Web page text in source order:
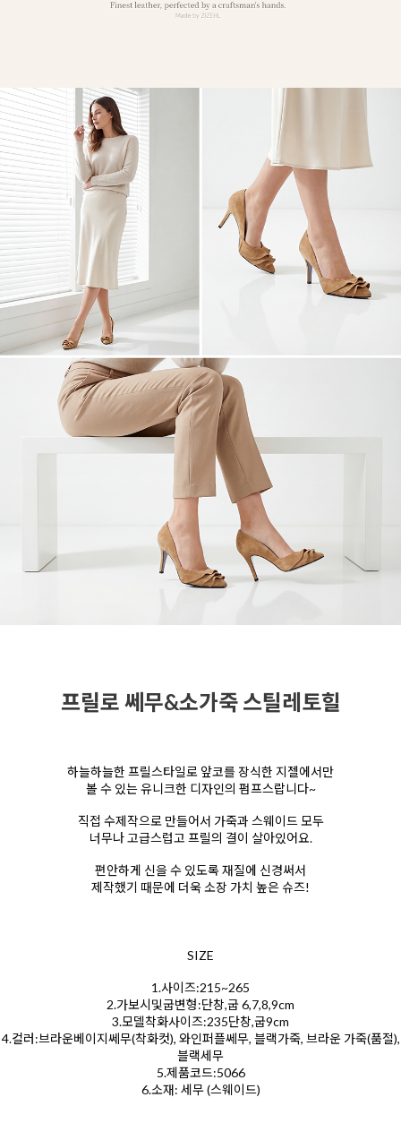
프릴로 쎄무&소가죽 스틸레토힐
하늘하늘한 프릴스타일로 앞코를 장식한 지젤에서만
볼 수 있는 유니크한 디자인의 펌프스랍니다~
직접 수제작으로 만들어서 가죽과 스웨이드 모두
너무나 고급스럽고 프릴의 결이 살아있어요.
편안하게 신을 수 있도록 재질에 신경써서
제작했기 때문에 더욱 소장 가치 높은 슈즈!
SIZE
1.사이즈:215~265
2.가보시및굽변형:단창,굽 6,7,8,9cm
3.모델착화사이즈:235단창,굽9cm
4.컬러:브라운베이지쎄무(착화컷), 와인퍼플쎄무, 블랙가죽, 브라운 가죽(품절),
블랙세무
5.제품코드:5066
6.소재: 세무 (스웨이드)